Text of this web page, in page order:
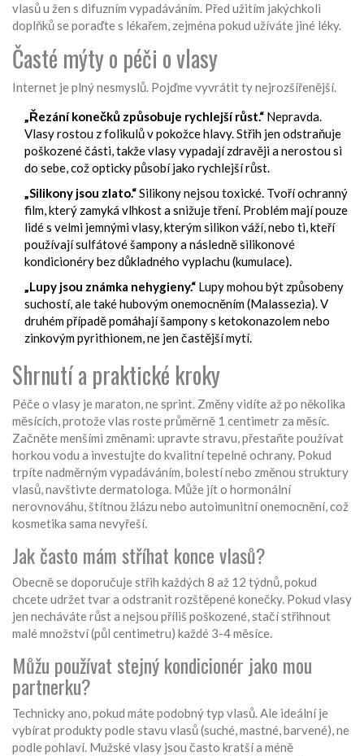
vlasů u žen s difuzním vypadáváním. Před užitím jakýchkoli
doplňků se poraďte s lékařem, zejména pokud užíváte jiné léky.
Časté mýty o péči o vlasy
Internet je plný nesmyslů. Pojďme vyvrátit ty nejrozšířenější.
„Řezání konečků způsobuje rychlejší růst.“ Nepravda.
Vlasy rostou z folikulů v pokožce hlavy. Střih jen odstraňuje
poškozené části, takže vlasy vypadají zdravěji a nerostou si
do sebe, což opticky působí jako rychlejší růst.
„Silikony jsou zlato.“Silikony nejsou toxické. Tvoří ochranný
film, který zamyká vlhkost a snižuje tření. Problém mají pouze
lidé s velmi jemnými vlasy, kterým silikon váží, nebo ti, kteří
používají sulfátové šampony a následně silikonové
kondicionéry bez důkladného vyplachu (kumulace).
„Lupy jsou známka nehygieny.“ Lupy mohou být způsobeny
suchostí, ale také hubovým onemocněním (Malassezia). V
druhém případě pomáhají šampony s ketokonazolem nebo
zinkovým pyrithionem, ne jen častější mytí.
Shrnutí a praktické kroky
Péče o vlasy je maraton, ne sprint. Změny vidíte až po několika
měsících, protože vlas roste průměrně 1 centimetr za měsíc.
Začněte menšími změnami: upravte stravu, přestaňte používat
horkou vodu a investujte do kvalitní tepelné ochrany. Pokud
trpíte nadměrným vypadáváním, bolestí nebo změnou struktury
vlasů, navštivte dermatologa. Může jít o hormonální
nerovnováhu, štítnou žlázu nebo autoimunitní onemocnění, což
kosmetika sama nevyřeší.
Jak často mám stříhat konce vlasů?
Obecně se doporučuje střih každých 8 až 12 týdnů, pokud
chcete udržet tvar a odstranit rozštěpené konečky. Pokud vlasy
jen necháváte růst a nejsou příliš poškozené, stačí střihnout
malé množství (půl centimetru) každé 3-4 měsíce.
Můžu používat stejný kondicionér jako mou
partnerku?
Technicky ano, pokud máte podobný typ vlasů. Ale ideální je
vybírat produkty podle stavu vlasů (suché, mastné, barvené), ne
podle pohlaví. Mužské vlasy jsou často kratší a méně